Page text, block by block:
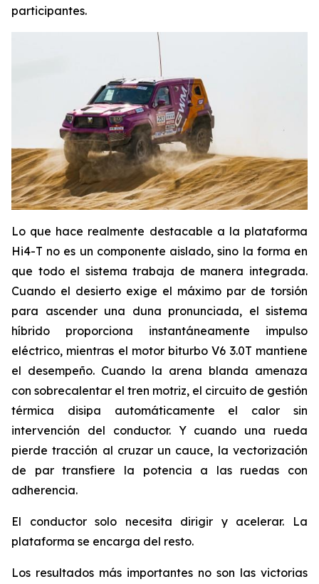
participantes.
Lo que hace realmente destacable a la plataforma
Hi4-T no es un componente aislado, sino la forma en
que todo el sistema trabaja de manera integrada.
Cuando el desierto exige el máximo par de torsión
para ascender una duna pronunciada, el sistema
híbrido proporciona instantáneamente impulso
eléctrico, mientras el motor biturbo V6 3.0T mantiene
el desempeño. Cuando la arena blanda amenaza
con sobrecalentar el tren motriz, el circuito de gestión
térmica disipa automáticamente el calor sin
intervención del conductor. Y cuando una rueda
pierde tracción al cruzar un cauce, la vectorización
de par transfiere la potencia a las ruedas con
adherencia.
El conductor solo necesita dirigir y acelerar. La
plataforma se encarga del resto.
Los resultados más importantes no son las victorias